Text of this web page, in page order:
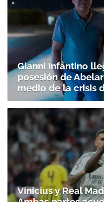
Gianni Infantino
posesión de
medio de la crisis
Vinicius y Real